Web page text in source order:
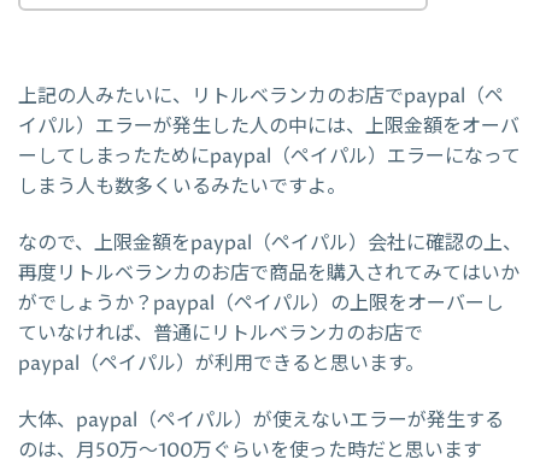
上記の人みたいに、リトルベランカのお店でpaypal（ペ
イパル）エラーが発生した人の中には、上限金額をオーバ
ーしてしまったためにpaypal（ペイパル）エラーになって
しまう人も数多くいるみたいですよ。
なので、上限金額をpaypal（ペイパル）会社に確認の上、
再度リトルベランカのお店で商品を購入されてみてはいか
がでしょうか？paypal（ペイパル）の上限をオーバーし
ていなければ、普通にリトルベランカのお店で
paypal（ペイパル）が利用できると思います。
大体、paypal（ペイパル）が使えないエラーが発生する
のは、月50万～100万ぐらいを使った時だと思います